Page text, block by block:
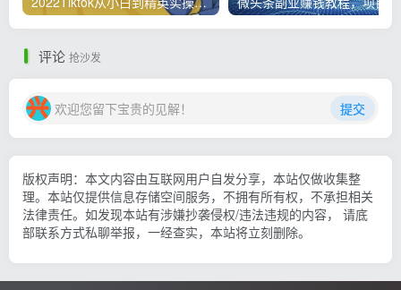
评论 抢沙发
欢迎您留下宝贵的见解！ 提交
版权声明：本文内容由互联网用户自发分享，本站仅做收集整
理。本站仅提供信息存储空间服务，不拥有所有权，不承担相关
法律责任。如发现本站有涉嫌抄袭侵权/违法违规的内容， 请底
部联系方式私聊举报，一经查实，本站将立刻删除。